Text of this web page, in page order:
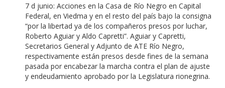
7 d junio: Acciones en la Casa de Río Negro en Capital
Federal, en Viedma y en el resto del país bajo la consigna
“por la libertad ya de los compañeros presos por luchar,
Roberto Aguiar y Aldo Capretti”. Aguiar y Capretti,
Secretarios General y Adjunto de ATE Río Negro,
respectivamente están presos desde fines de la semana
pasada por encabezar la marcha contra el plan de ajuste
y endeudamiento aprobado por la Legislatura rionegrina.